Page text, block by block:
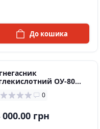
До кошика
ОУ-80
56)
0
000.00 грн